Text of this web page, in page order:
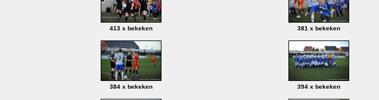
413 x bekeken 381 x bekeken
384 x bekeken 394 x bekeken